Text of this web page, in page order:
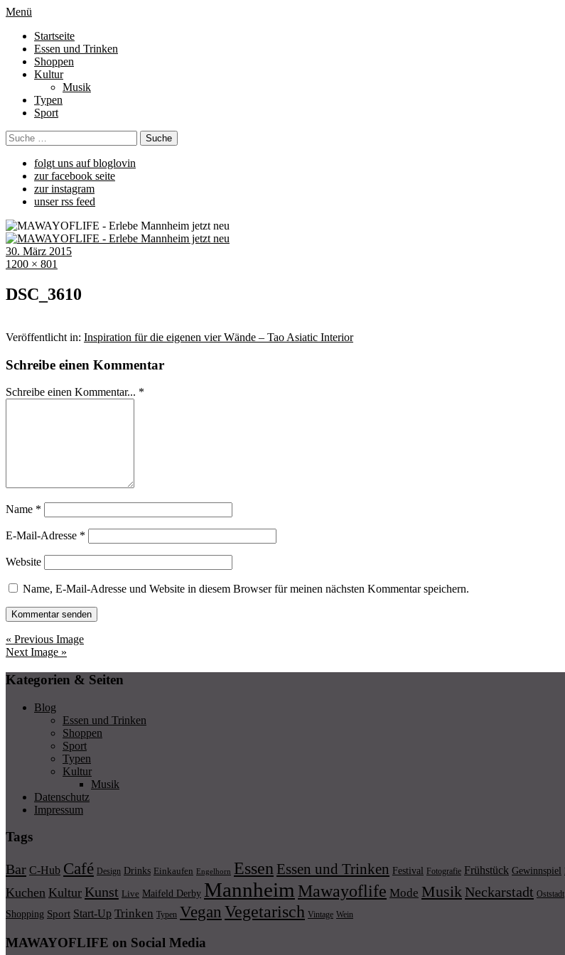
Menü
Startseite
Essen und Trinken
Shoppen
Kultur
Musik
Typen
Sport
folgt uns auf bloglovin
zur facebook seite
zur instagram
unser rss feed
30. März 2015
1200 × 801
DSC_3610
Veröffentlicht in: Inspiration für die eigenen vier Wände – Tao Asiatic Interior
Schreibe einen Kommentar
Schreibe einen Kommentar... *
Name *
E-Mail-Adresse *
Website
Name, E-Mail-Adresse und Website in diesem Browser für meinen nächsten Kommentar speichern.
« Previous Image
Next Image »
Kategorien & Seiten
Blog
Essen und Trinken
Shoppen
Sport
Typen
Kultur
Musik
Datenschutz
Impressum
Tags
Bar C-Hub Café Design Drinks Einkaufen Engelhorn Essen Essen und Trinken Festival Fotografie Frühstück Gewinnspiel
Kuchen Kultur Kunst Live Maifeld Derby Mannheim Mawayoflife Mode Musik Neckarstadt Oststadt
Shopping Sport Start-Up Trinken Typen Vegan Vegetarisch Vintage Wein
MAWAYOFLIFE on Social Media